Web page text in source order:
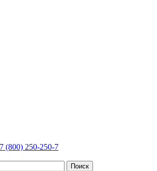
(800) 250-250-7